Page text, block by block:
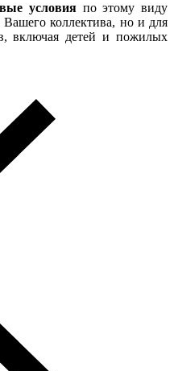
условия по этому виду
Вашего коллектива, но и для
включая детей и пожилых